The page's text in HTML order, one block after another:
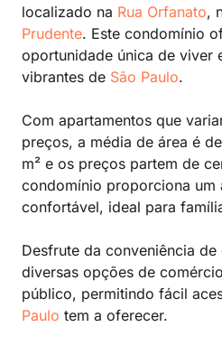
localizado na Rua Orfanato,
Prudente. Este condomínio
oportunidade única de viver
vibrantes de São Paulo.
Com apartamentos que
preços, a média de área é
m² e os preços partem de
condomínio proporciona um
confortável, ideal para
Desfrute da conveniência
diversas opções de
público, permitindo fácil
Paulo tem a oferecer.